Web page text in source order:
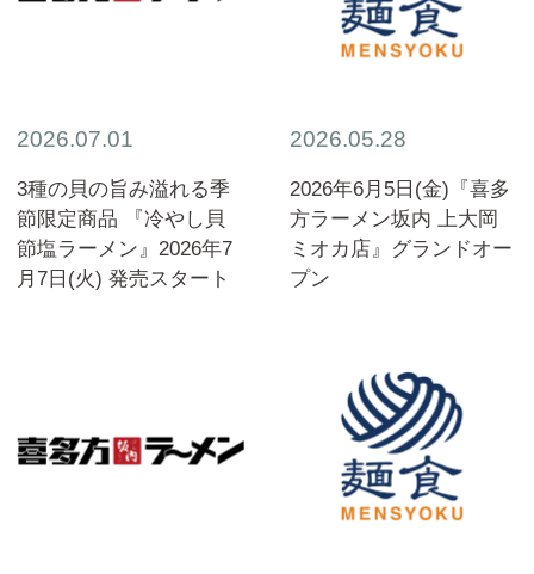
2026.07.01
3種の貝の旨み溢れる季
節限定商品 『冷やし貝
節塩ラーメン』2026年7
月7日(火) 発売スタート
2026.05.28
2026年6月5日(金)『喜多
方ラーメン坂内 上大岡
ミオカ店』グランドオー
プン